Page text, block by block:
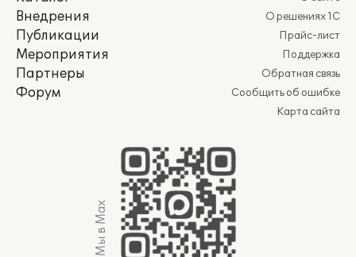
Внедрения
Публикации
Мероприятия
Партнеры
Форум
О решениях 1С
Прайс-лист
Поддержка
Обратная связь
Сообщить об ошибке
Карта сайта
Мы в Max